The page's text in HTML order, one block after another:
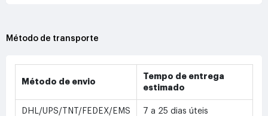
Método de transporte
Método de envio
Tempo de entrega
estimado
DHL/UPS/TNT/FEDEX/EMS 7 a 25 dias úteis